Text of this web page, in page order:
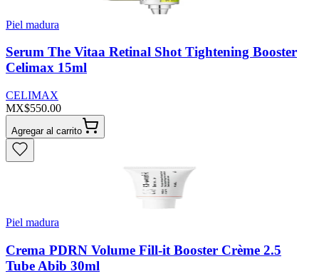
Piel madura
Serum The Vitaa Retinal Shot Tightening Booster
Celimax 15ml
CELIMAX
MX$550.00
Agregar al carrito
Piel madura
Crema PDRN Volume Fill-it Booster Crème 2.5
Tube Abib 30ml